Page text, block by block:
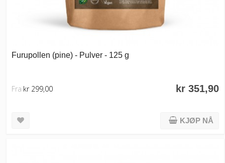
Furupollen (pine) - Pulver - 125 g
kr 351,90
Fra kr 299,00
KJØP NÅ